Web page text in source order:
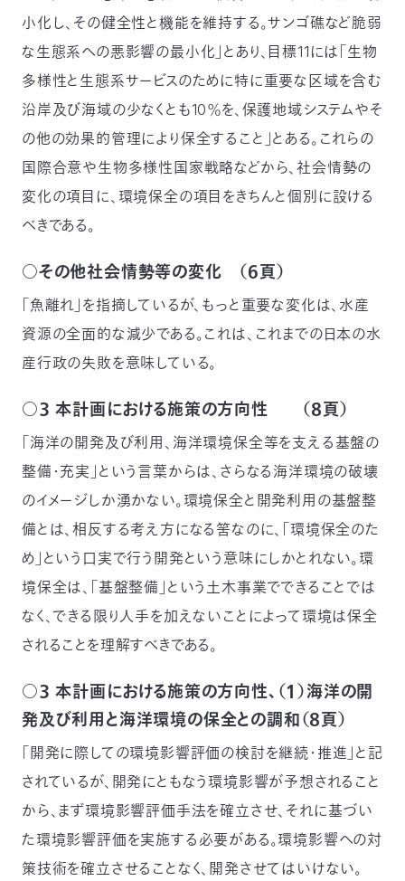
小化し、その健全性と機能を維持する。サンゴ礁など脆弱
な生態系への悪影響の最小化」とあり、目標11には「生物
多様性と生態系サービスのために特に重要な区域を含む
沿岸及び海域の少なくとも10％を、保護地域システムやそ
の他の効果的管理により保全すること」とある。これらの
国際合意や生物多様性国家戦略などから、社会情勢の
変化の項目に、環境保全の項目をきちんと個別に設ける
べきである。
○その他社会情勢等の変化 （６頁）
「魚離れ」を指摘しているが、もっと重要な変化は、水産
資源の全面的な減少である。これは、これまでの日本の水
産行政の失敗を意味している。
○３ 本計画における施策の方向性 （８頁）
「海洋の開発及び利用、海洋環境保全等を支える基盤の
整備・充実」という言葉からは、さらなる海洋環境の破壊
のイメージしか湧かない。環境保全と開発利用の基盤整
備とは、相反する考え方になる筈なのに、「環境保全のた
め」という口実で行う開発という意味にしかとれない。環
境保全は、「基盤整備」という土木事業でできることでは
なく、できる限り人手を加えないことによって環境は保全
されることを理解すべきである。
○３ 本計画における施策の方向性、（１）海洋の開
発及び利用と海洋環境の保全との調和（８頁）
「開発に際しての環境影響評価の検討を継続・推進」と記
されているが、開発にともなう環境影響が予想されること
から、まず環境影響評価手法を確立させ、それに基づい
た環境影響評価を実施する必要がある。環境影響への対
策技術を確立させることなく、開発させてはいけない。